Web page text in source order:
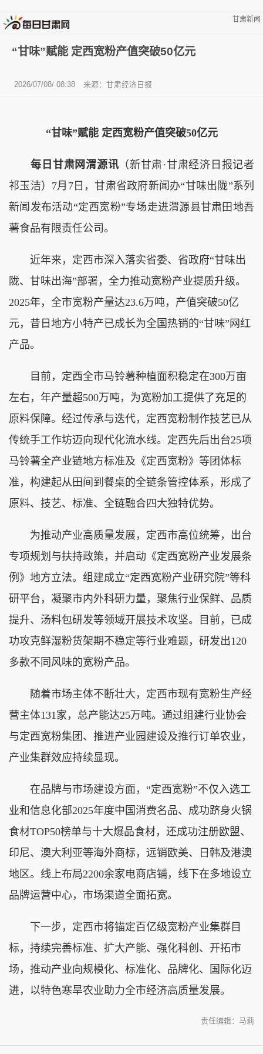
甘肃新闻
“甘味”赋能 定西宽粉产值突破50亿元
2026/07/08/ 08:38 来源：甘肃经济日报
“甘味”赋能 定西宽粉产值突破50亿元
每日甘肃网渭源讯 （新甘肃·甘肃经济日报记者
祁玉洁）7月7日，甘肃省政府新闻办“甘味出陇”系列
新闻发布活动“定西宽粉”专场走进渭源县甘肃田地吾
薯食品有限责任公司。
近年来，定西市深入落实省委、省政府“甘味出
陇、甘味出海”部署，全力推动宽粉产业提质升级。
2025年，全市宽粉产量达23.6万吨，产值突破50亿
元，昔日地方小特产已成长为全国热销的“甘味”网红
产品。
目前，定西全市马铃薯种植面积稳定在300万亩
左右，年产量超500万吨，为宽粉加工提供了充足的
原料保障。经过传承与迭代，定西宽粉制作技艺已从
传统手工作坊迈向现代化流水线。定西先后出台25项
马铃薯全产业链地方标准及《定西宽粉》等团体标
准，构建起从田间到餐桌的全链条管控体系，形成了
原料、技艺、标准、全链融合四大独特优势。
为推动产业高质量发展，定西市高位统筹，出台
专项规划与扶持政策，并启动《定西宽粉产业发展条
例》地方立法。组建成立“定西宽粉产业研究院”等科
研平台，凝聚市内外科研力量，聚焦行业保鲜、品质
提升、汤料包研发等领域开展技术攻坚。目前，已成
功攻克鲜湿粉货架期不稳定等行业难题，研发出120
多款不同风味的宽粉产品。
随着市场主体不断壮大，定西市现有宽粉生产经
营主体131家，总产能达25万吨。通过组建行业协会
与定西宽粉集团、推进产业园建设及推行订单农业，
产业集群效应持续显现。
在品牌与市场建设方面，“定西宽粉”不仅入选工
业和信息化部2025年度中国消费名品、成功跻身火锅
食材TOP50榜单与十大爆品食材，还成功注册欧盟、
印尼、澳大利亚等海外商标，远销欧美、日韩及港澳
地区。线上布局2200余家电商店铺，线下在多地设立
品牌运营中心，市场渠道全面拓宽。
下一步，定西市将锚定百亿级宽粉产业集群目
标，持续完善标准、扩大产能、强化科创、开拓市
场，推动产业向规模化、标准化、品牌化、国际化迈
进，以特色寒旱农业助力全市经济高质量发展。
责任编辑：马莉